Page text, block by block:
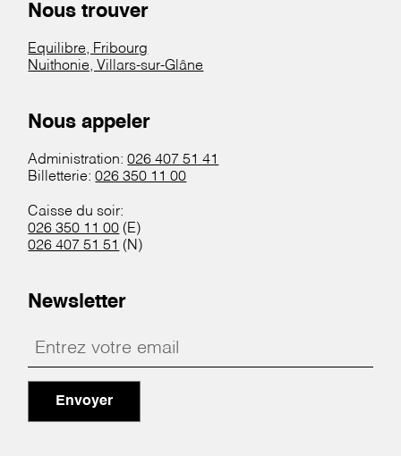
Nous trouver
Equilibre, Fribourg
Nuithonie, Villars-sur-Glâne
Nous appeler
Administration:026 407 51 41
Billetterie:026 350 11 00
Caisse du soir:
026 350 11 00 (E)
026 407 51 51 (N)
Newsletter
Envoyer